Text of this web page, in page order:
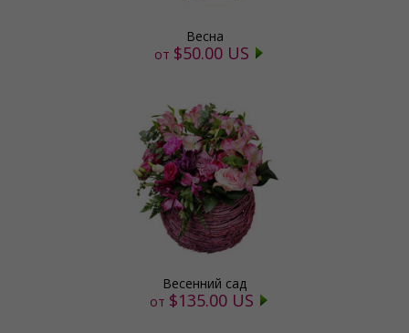
Весна
от $50.00 US
Весенний сад
от $135.00 US